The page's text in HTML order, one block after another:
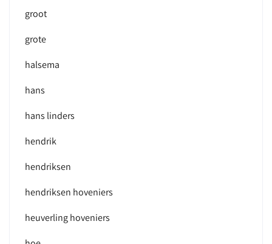
groot
grote
halsema
hans
hans linders
hendrik
hendriksen
hendriksen hoveniers
heuverling hoveniers